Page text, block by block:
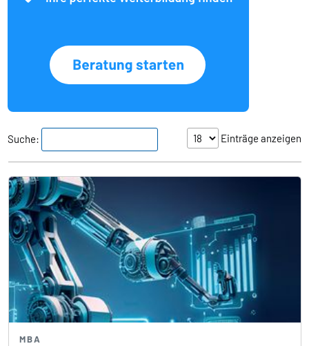
Einträge anzeigen
Suche:
MBA